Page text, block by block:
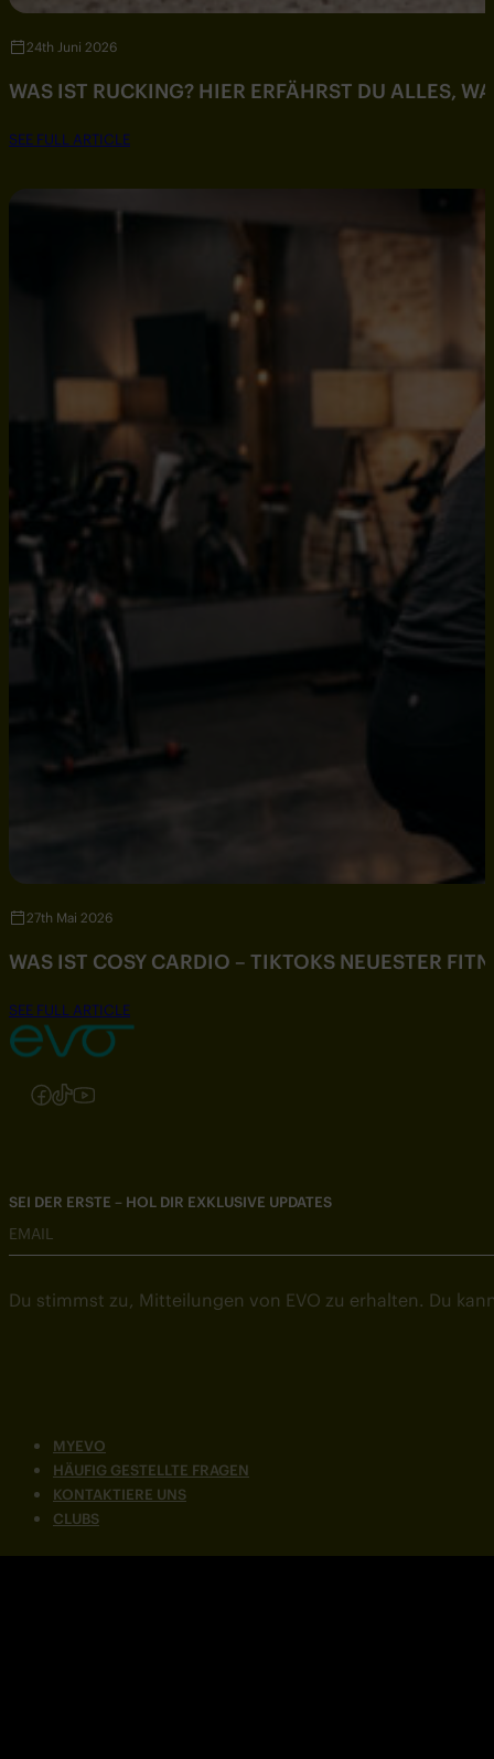
24th Juni 2026
WAS IST RUCKING? HIER ERFÄHRST DU ALLES,
SEE FULL ARTICLE
27th Mai 2026
WAS IST COSY CARDIO – TIKTOKS NEUESTER
SEE FULL ARTICLE
Folgen Sie uns auf Instagram
Folgen Sie uns auf Facebook
Folgen Sie uns auf TikTok
Folgen Sie uns auf YouTube
MYEVO
HÄUFIG GESTELLTE FRAGEN
KONTAKTIERE UNS
CLUBS
SEI DER ERSTE – HOL DIR EXKLUSIVE UPDATES
EMAIL
Du stimmst zu, Mitteilungen von EVO zu erhalten. Du